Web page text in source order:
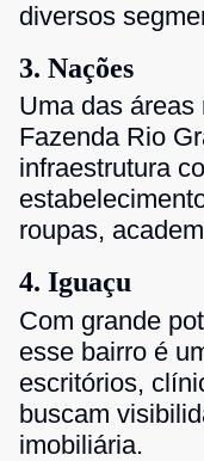
diversos
3. Nações
Uma das
Fazenda Rio
infraestrutura
roupas,
4. Iguaçu
Com grande
esse bairro é
escritórios,
buscam
imobiliária.